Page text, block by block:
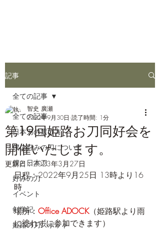
記事
全ての記事
日本刀の選び方
僕の好みの刀について
僕と日本刀
好みの刀
イベント
剣学記
姫路の刀スポット
全ての記事
第19回姫路お刀同好会を
開催いたします。
智史 廣瀬
2022年9月30日 読了時間: 1分
更新日：2023年3月27日
日程：2022年9月25日 13時より16
時
場所： Office ADOCK（姫路駅より雨
に塗れずに参加できます）